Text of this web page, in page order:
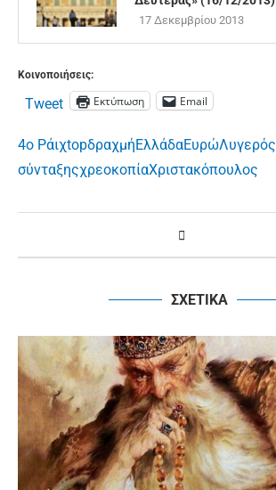
17 Δεκεμβρίου 2013
Κοινοποιήσεις:
Tweet Εκτύπωση Email
4ο ΡάιχtopδραχμήΕλλάδαΕυρώΛυγερός
σύνταξηςχρεοκοπίαΧριστακόπουλος
ΣΧΕΤΙΚΑ